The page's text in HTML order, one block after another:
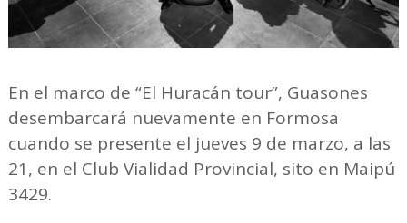
En el marco de “El Huracán tour”, Guasones
desembarcará nuevamente en Formosa
cuando se presente el jueves 9 de marzo, a las
21, en el Club Vialidad Provincial, sito en Maipú
3429.